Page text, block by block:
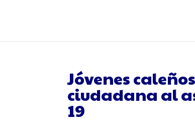
Jóvenes
ciudadana al
19